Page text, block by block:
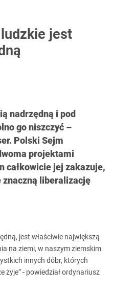
jest
nadrzędną i pod
go niszczyć –
Polski Sejm
projektami
całkowicie jej zakazuje,
liberalizację
jest właściwie największą
na ziemi, w naszym ziemskim
innych dóbr, których
żyje” - powiedział ordynariusz